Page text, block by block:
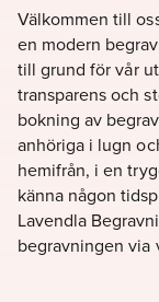
Välkommen till
en modern
till grund för vår
transparens och
bokning av
anhöriga i lugn
hemifrån, i en
känna någon
Lavendla
begravningen via